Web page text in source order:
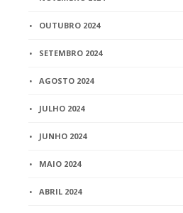
OUTUBRO 2024
SETEMBRO 2024
AGOSTO 2024
JULHO 2024
JUNHO 2024
MAIO 2024
ABRIL 2024